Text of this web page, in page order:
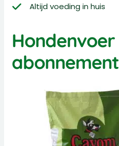
Altijd voeding in huis
Hondenvoer
abonnement